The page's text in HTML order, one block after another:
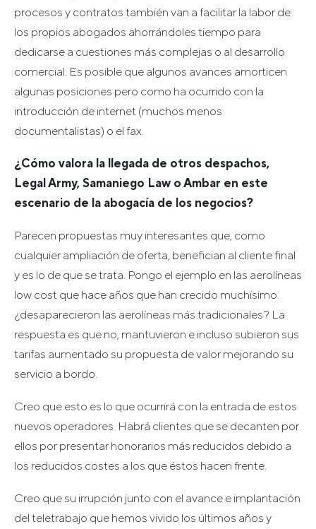
procesos y contratos también van a facilitar la labor de
los propios abogados ahorrándoles tiempo para
dedicarse a cuestiones más complejas o al desarrollo
comercial. Es posible que algunos avances amorticen
algunas posiciones pero como ha ocurrido con la
introducción de internet (muchos menos
documentalistas) o el fax.
¿Cómo valora la llegada de otros despachos,
Legal Army, Samaniego Law o Ambar en este
escenario de la abogacía de los negocios?
Parecen propuestas muy interesantes que, como
cualquier ampliación de oferta, benefician al cliente final
y es lo de que se trata. Pongo el ejemplo en las aerolíneas
low cost que hace años que han crecido muchísimo.
¿desaparecieron las aerolíneas más tradicionales? La
respuesta es que no, mantuvieron e incluso subieron sus
tarifas aumentado su propuesta de valor mejorando su
servicio a bordo.
Creo que esto es lo que ocurrirá con la entrada de estos
nuevos operadores. Habrá clientes que se decanten por
ellos por presentar honorarios más reducidos debido a
los reducidos costes a los que éstos hacen frente.
Creo que su irrupción junto con el avance e implantación
del teletrabajo que hemos vivido los últimos años y